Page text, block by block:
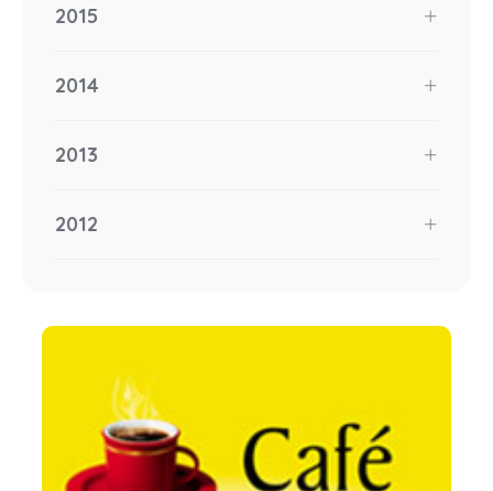
2015
2014
2013
2012